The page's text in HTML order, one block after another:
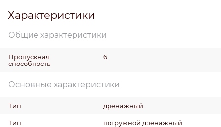
Характеристики
Общие характеристики
Пропускная
способность
6
Основные характеристики
Тип дренажный
Тип погружной дренажный